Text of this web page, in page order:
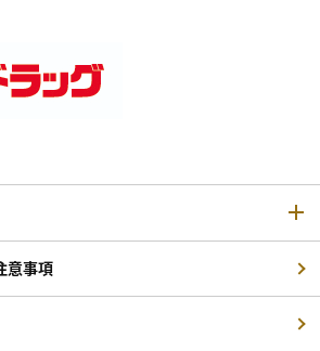
意事項